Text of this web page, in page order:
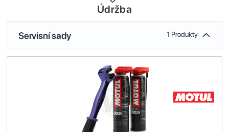
Údržba
Servisní sady 1 Produkty